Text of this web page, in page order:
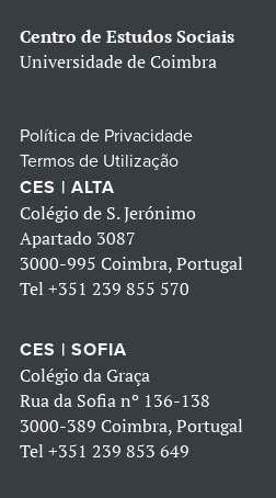
Centro de Estudos Sociais
Universidade de Coimbra
Política de Privacidade
Termos de Utilização
CES | ALTA
Colégio de S. Jerónimo
Apartado 3087
3000-995 Coimbra, Portugal
Tel +351 239 855 570
CES | SOFIA
Colégio da Graça
Rua da Sofia nº 136-138
3000-389 Coimbra, Portugal
Tel +351 239 853 649